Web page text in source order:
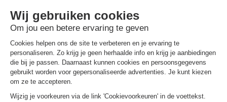
die door onze gasten als beste zijn beoordeeld